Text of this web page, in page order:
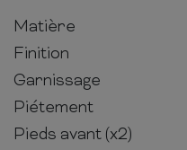
Matière
Finition
Garnissage
Piétement
Pieds avant (x2)